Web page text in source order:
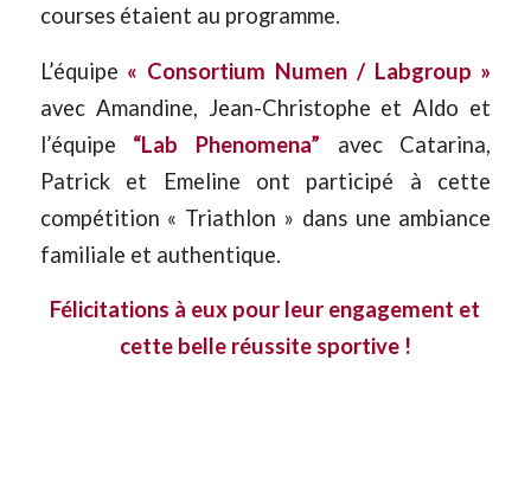
courses étaient au programme.
L’équipe « Consortium Numen / Labgroup »
avec Amandine, Jean-Christophe et Aldo et
l’équipe “Lab Phenomena” avec Catarina,
Patrick et Emeline ont participé à cette
compétition « Triathlon » dans une ambiance
familiale et authentique.
Félicitations à eux pour leur engagement et
cette belle réussite sportive !